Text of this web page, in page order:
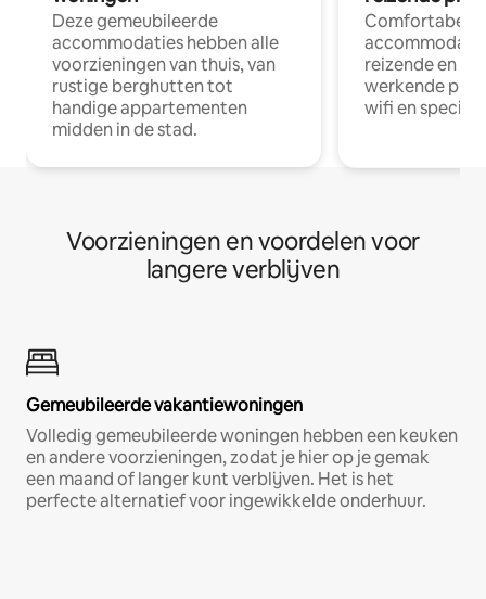
Deze gemeubileerde
accommodaties hebben alle
voorzieningen van thuis, van
rustige berghutten tot
handige appartementen
midden in de stad.
Comfortabele
reizende en
werkende
wifi en
Voorzieningen en voordelen voor
langere verblijven
Gemeubileerde vakantiewoningen
Volledig gemeubileerde woningen hebben een keuken
en andere voorzieningen, zodat je hier op je gemak
een maand of langer kunt verblijven. Het is het
perfecte alternatief voor ingewikkelde onderhuur.